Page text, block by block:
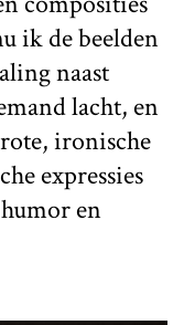
ik de beelden
naast
lacht, en
ironische
expressies
en